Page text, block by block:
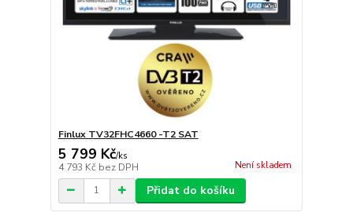
Finlux TV32FHC4660 -T2 SAT
5 799 Kč/ks
4 793 Kč bez DPH Není skladem
Přidat do košíku